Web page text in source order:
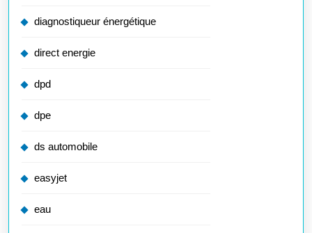
diagnostiqueur énergétique
direct energie
dpd
dpe
ds automobile
easyjet
eau